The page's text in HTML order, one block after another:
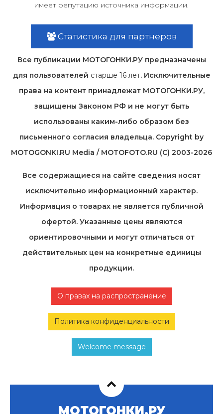
имеет репутацию источника информации.
Статистика для партнеров
Все публикации МОТОГОНКИ.РУ предназначены
для пользователей старше 16 лет. Исключительные
права на контент принадлежат МОТОГОНКИ.РУ,
защищены Законом РФ и не могут быть
использованы каким-либо образом без
письменного согласия владельца. Copyright by
MOTOGONKI.RU Media / MOTOFOTO.RU (C) 2003-2026
Все содержащиеся на cайте сведения носят
исключительно информационный характер.
Информация о товарах не является публичной
офертой. Указанные цены являются
ориентировочными и могут отличаться от
действительных цен на конкретные единицы
продукции.
О правах на распространение
Политика конфиденциальности
Welcome message
МОТОГОНКИ.РУ